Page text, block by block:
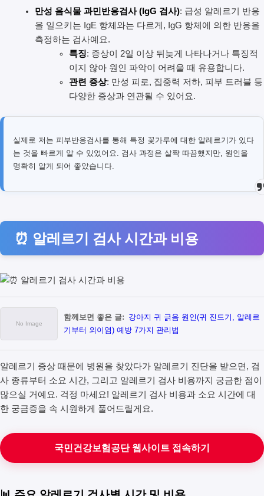
만성 음식물 과민반응검사 (IgG 검사): 급성 알레르기 반응
을 일으키는 IgE 항체와는 다르게, IgG 항체에 의한 반응을
측정하는 검사예요.
특징: 증상이 2일 이상 뒤늦게 나타나거나 특징적
이지 않아 원인 파악이 어려울 때 유용합니다.
관련 증상: 만성 피로, 집중력 저하, 피부 트러블 등
다양한 증상과 연관될 수 있어요.
실제로 저는 피부반응검사를 통해 특정 꽃가루에 대한 알레르기가 있다
는 것을 빠르게 알 수 있었어요. 검사 과정은 살짝 따끔했지만, 원인을
명확히 알게 되어 좋았습니다.
⏰ 알레르기 검사 시간과 비용
함께보면 좋은 글: 강아지 귀 긁음 원인(귀 진드기, 알레르
기부터 외이염) 예방 7가지 관리법
알레르기 증상 때문에 병원을 찾았다가 알레르기 진단을 받으면, 검
사 종류부터 소요 시간, 그리고 알레르기 검사 비용까지 궁금한 점이
많으실 거예요. 걱정 마세요! 알레르기 검사 비용과 소요 시간에 대
한 궁금증을 속 시원하게 풀어드릴게요.
국민건강보험공단 웹사이트 접속하기